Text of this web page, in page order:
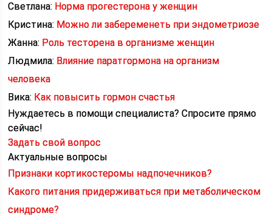
Светлана: Норма прогестерона у женщин
Кристина: Можно ли забеременеть при эндометриозе
Жанна: Роль тесторена в организме женщин
Людмила: Влияние паратгормона на организм
человека
Вика: Как повысить гормон счастья
Нуждаетесь в помощи специалиста?Спросите прямо
сейчас!
Задать свой вопрос
Актуальные вопросы
Признаки кортикостеромы надпочечников?
Какого питания придерживаться при метаболическом
синдроме?